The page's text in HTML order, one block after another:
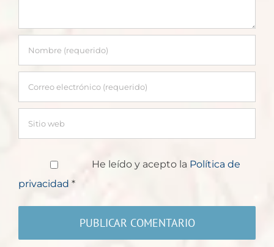
He leído y acepto la Política de
privacidad *